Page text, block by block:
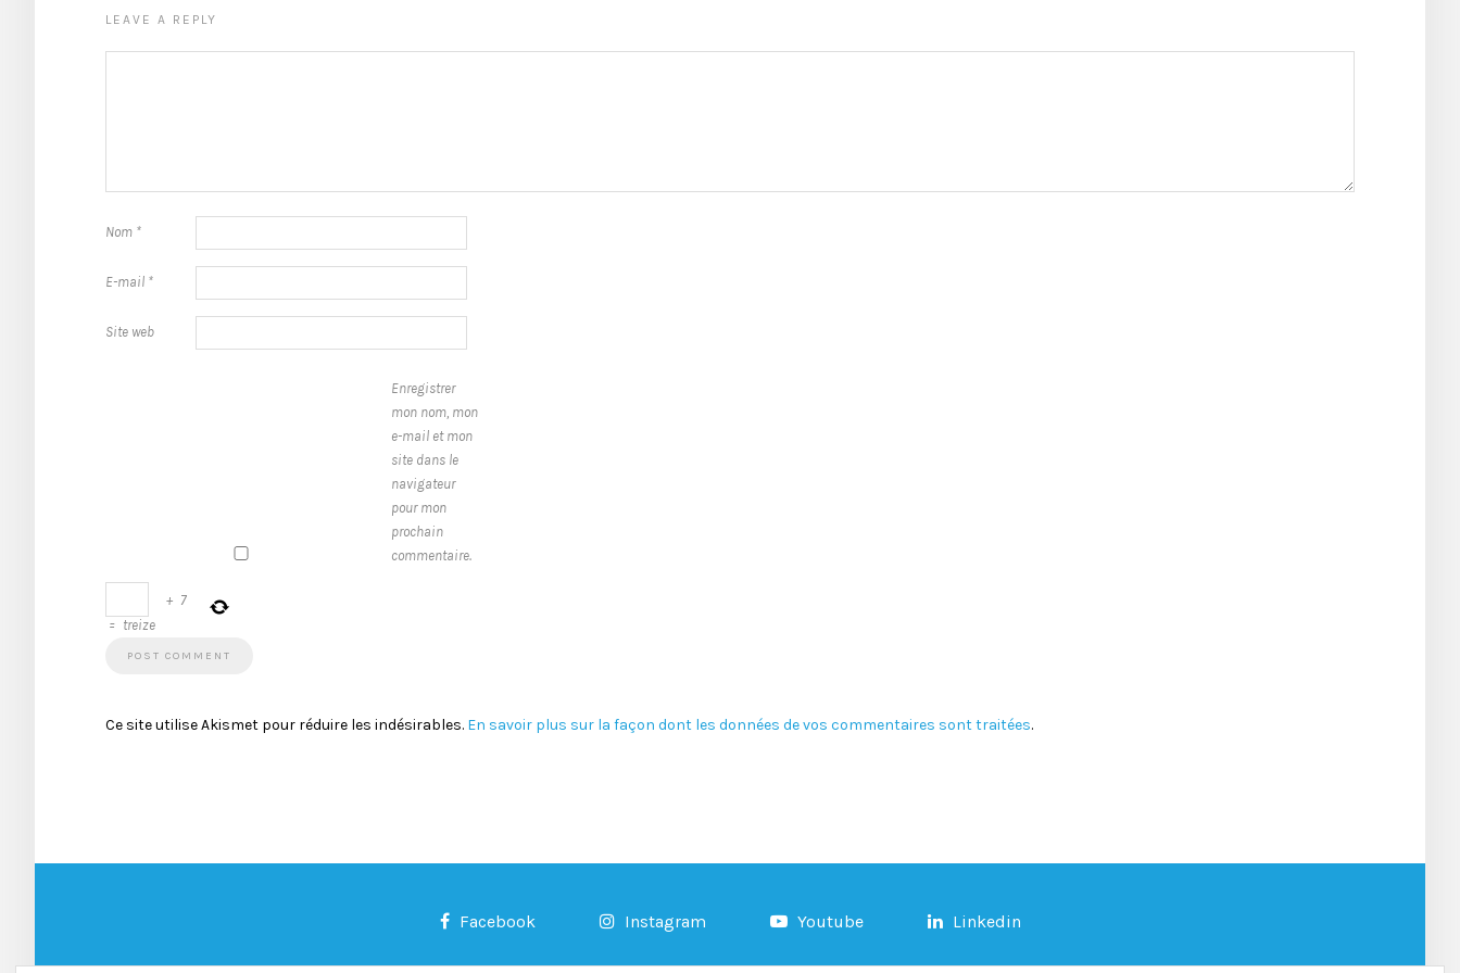
LEAVE A REPLY
Nom *
E-mail *
Site web
Enregistrer
mon nom, mon
e-mail et mon
site dans le
navigateur
pour mon
prochain
commentaire.
+ 7
= treize
Ce site utilise Akismet pour réduire les indésirables. En savoir plus sur la façon dont les données de vos commentaires sont traitées.
Facebook Instagram Youtube Linkedin